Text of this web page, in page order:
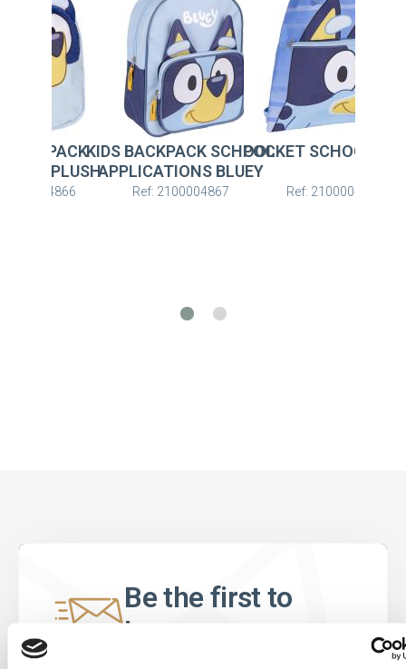
SCHOOL
BLUEY
2100004867
POCKET SCHOOL BLUEY
Ref: 2100004868
KIDS BACKPACK
BLUEY
Ref: 2100004866
Be the first to
know